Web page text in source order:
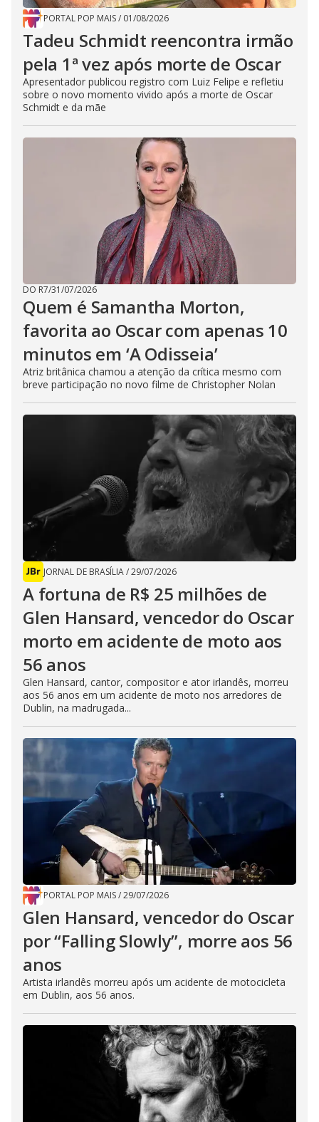
PORTAL POP MAIS/ 01/08/2026
Tadeu Schmidt reencontra irmão
pela 1ª vez após morte de Oscar
Apresentador publicou registro com Luiz Felipe e refletiu
sobre o novo momento vivido após a morte de Oscar
Schmidt e da mãe
DO R7/31/07/2026
Quem é Samantha Morton,
favorita ao Oscar com apenas 10
minutos em ‘A Odisseia’
Atriz britânica chamou a atenção da crítica mesmo com
breve participação no novo filme de Christopher Nolan
JORNAL DE BRASÍLIA/29/07/2026
A fortuna de R$ 25 milhões de
Glen Hansard, vencedor do Oscar
morto em acidente de moto aos
56 anos
Glen Hansard, cantor, compositor e ator irlandês, morreu
aos 56 anos em um acidente de moto nos arredores de
Dublin, na madrugada...
PORTAL POP MAIS/29/07/2026
Glen Hansard, vencedor do Oscar
por “Falling Slowly”, morre aos 56
anos
Artista irlandês morreu após um acidente de motocicleta
em Dublin, aos 56 anos.